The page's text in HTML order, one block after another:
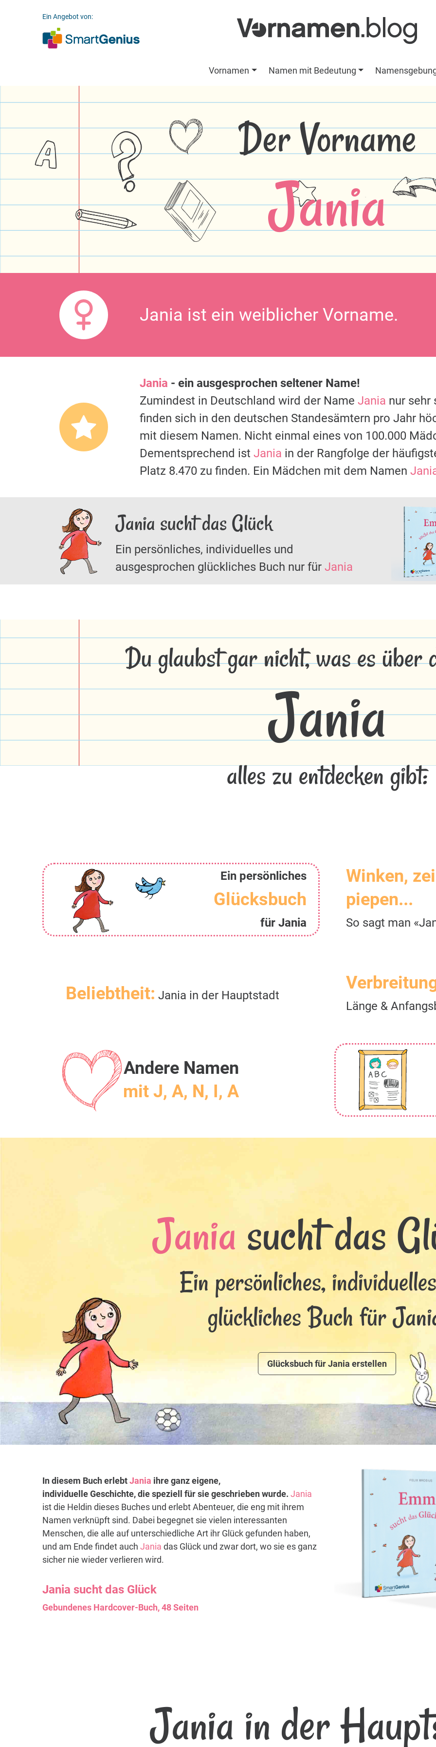
Ein Angebot von:
Vornamen Namen mit Bedeutung
Der Vorname
Jania
Jania ist ein weiblicher Vorname.
Jania - ein ausgesprochen seltener Name!
Zumindest in Deutschland wird der Name Jania nur sehr
finden sich in den deutschen Standesämtern pro Jahr
mit diesem Namen. Nicht einmal eines von 100.000
Dementsprechend ist Jania in der Rangfolge der
Platz 8.470 zu finden. Ein Mädchen mit dem Namen
Jania sucht das Glück
Ein persönliches, individuelles und
ausgesprochen glückliches Buch nur für Jania
Du glaubst gar nicht, was es über
Jania
alles zu entdecken gibt:
Ein persönliches
Glücksbuch
für Jania
Winken,
piepen...
So sagt man
Beliebtheit: Jania in der Hauptstadt
Länge &
Andere Namen
mit J, A, N, I, A
Jania sucht das
Ein persönliches,
glückliches Buch für
Glücksbuch für Jania erstellen
In diesem Buch erlebtJania ihre ganz eigene,
individuelle Geschichte, die speziell für sie geschrieben wurde. Jania
ist die Heldin dieses Buches und erlebt Abenteuer, die eng mit ihrem
Namen verknüpft sind. Dabei begegnet sie vielen interessanten
Menschen, die alle auf unterschiedliche Art ihr Glück gefunden haben,
und am Ende findet auch Jania das Glück und zwar dort, wo sie es ganz
sicher nie wieder verlieren wird.
Jania sucht das Glück
Gebundenes Hardcover-Buch, 48 Seiten
Jania in der